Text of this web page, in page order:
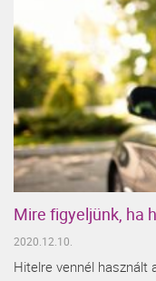
Mire figyeljünk, ha
2020.12.10.
Hitelre vennél használt